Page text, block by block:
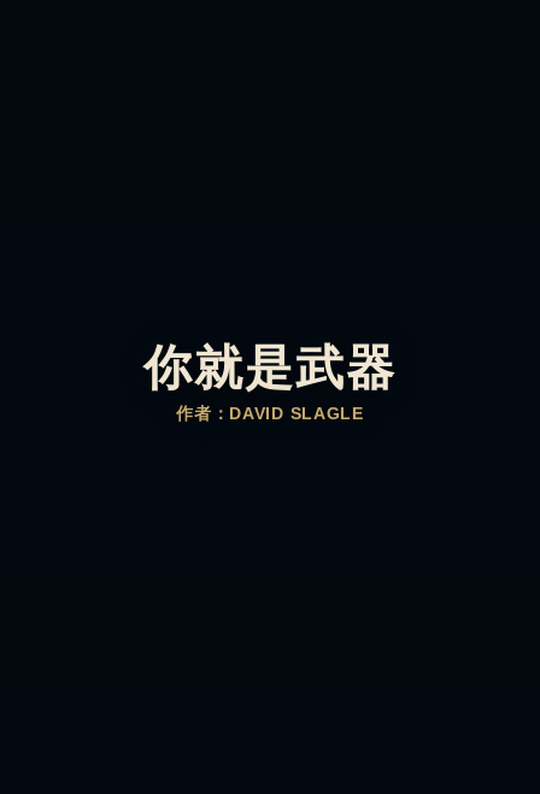
你就是武器
作者：DAVID SLAGLE